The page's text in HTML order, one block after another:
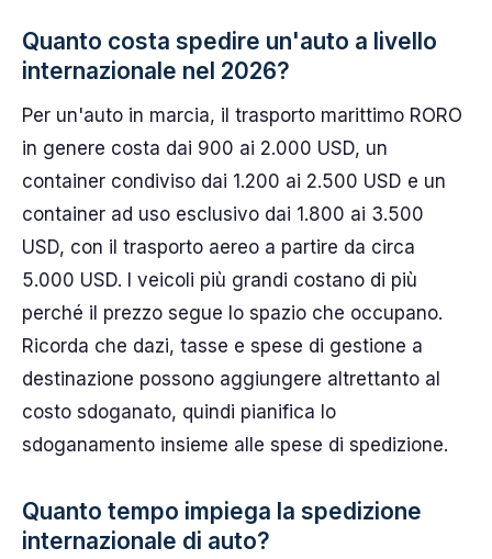
Quanto costa spedire un'auto a livello
internazionale nel 2026?
Per un'auto in marcia, il trasporto marittimo RORO
in genere costa dai 900 ai 2.000 USD, un
container condiviso dai 1.200 ai 2.500 USD e un
container ad uso esclusivo dai 1.800 ai 3.500
USD, con il trasporto aereo a partire da circa
5.000 USD. I veicoli più grandi costano di più
perché il prezzo segue lo spazio che occupano.
Ricorda che dazi, tasse e spese di gestione a
destinazione possono aggiungere altrettanto al
costo sdoganato, quindi pianifica lo
sdoganamento insieme alle spese di spedizione.
Quanto tempo impiega la spedizione
internazionale di auto?